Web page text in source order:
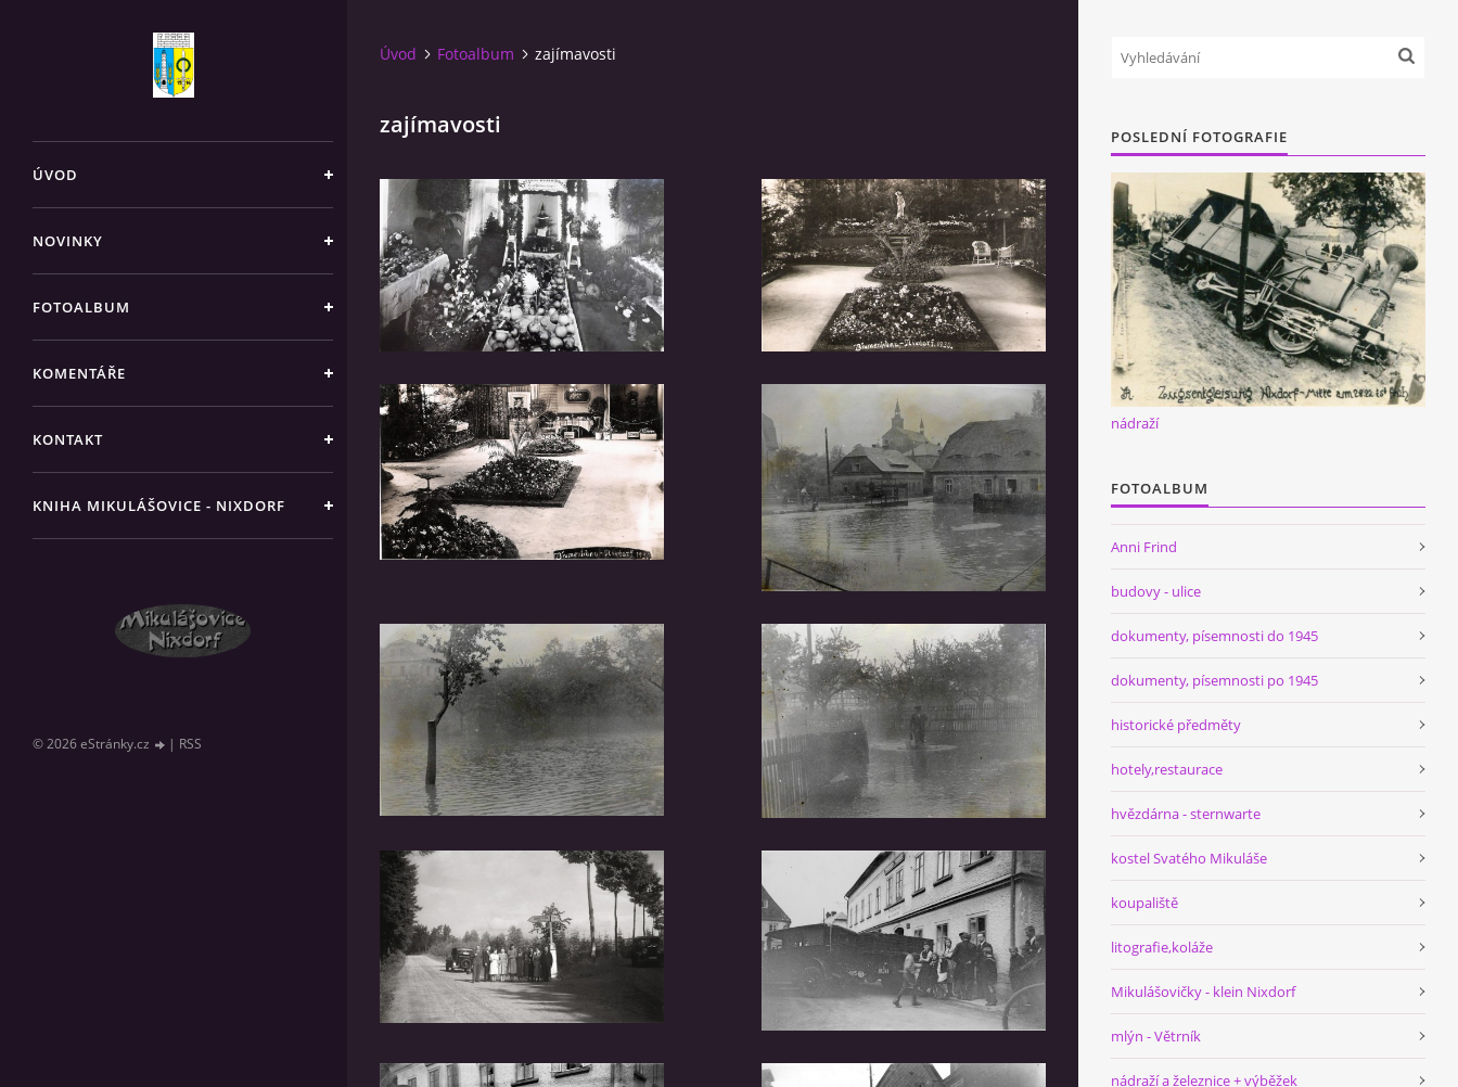
ÚVOD
NOVINKY
FOTOALBUM
KOMENTÁŘE
KONTAKT
KNIHA MIKULÁŠOVICE - NIXDORF
© 2026 eStránky.cz | RSS
Úvod Fotoalbum zajímavosti
zajímavosti POSLEDNÍ FOTOGRAFIE
nádraží
FOTOALBUM
Anni Frind
budovy - ulice
dokumenty, písemnosti do 1945
dokumenty, písemnosti po 1945
historické předměty
hotely,restaurace
hvězdárna - sternwarte
kostel Svatého Mikuláše
koupaliště
litografie,koláže
Mikulášovičky - klein Nixdorf
mlýn - Větrník
nádraží a železnice + výběžek